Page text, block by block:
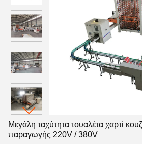
Μεγάλη ταχύτητα τουαλέτα χαρτί
παραγωγής 220V / 380V